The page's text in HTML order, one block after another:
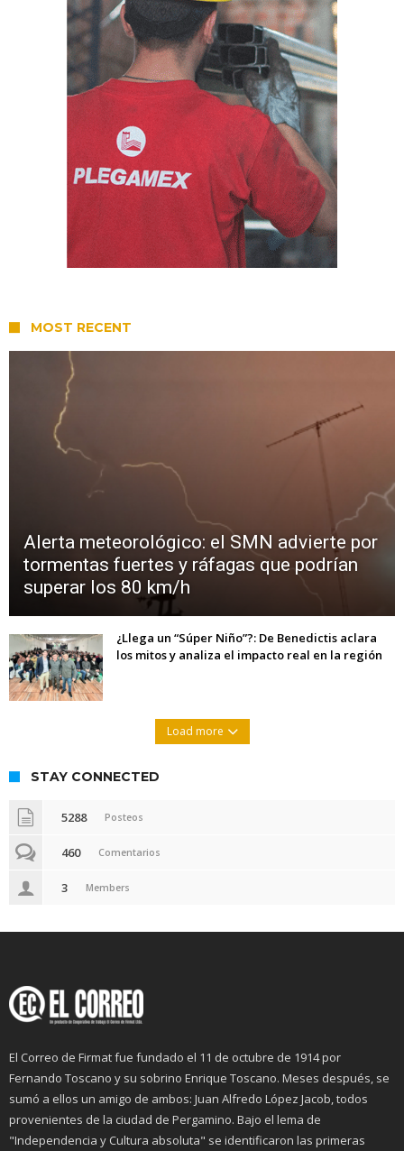
MOST RECENT
Alerta meteorológico: el SMN advierte por
tormentas fuertes y ráfagas que podrían
superar los 80 km/h
¿Llega un “Súper Niño”?: De Benedictis aclara
los mitos y analiza el impacto real en la región
Load more
STAY CONNECTED
5288 Posteos
460 Comentarios
3 Members
El Correo de Firmat fue fundado el 11 de octubre de 1914 por
Fernando Toscano y su sobrino Enrique Toscano. Meses después, se
sumó a ellos un amigo de ambos: Juan Alfredo López Jacob, todos
provenientes de la ciudad de Pergamino. Bajo el lema de
"Independencia y Cultura absoluta" se identificaron las primeras